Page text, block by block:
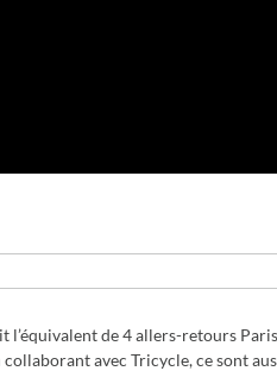
l’équivalent de 4 allers-retours
avec Tricycle, ce sont